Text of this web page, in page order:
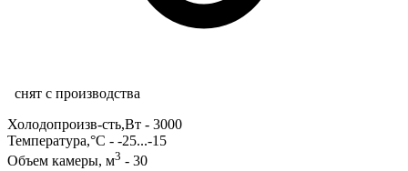
снят с производства
Холодопроизв-сть,Вт - 3000
Температура,°С - -25...-15
Объем камеры, м3 - 30